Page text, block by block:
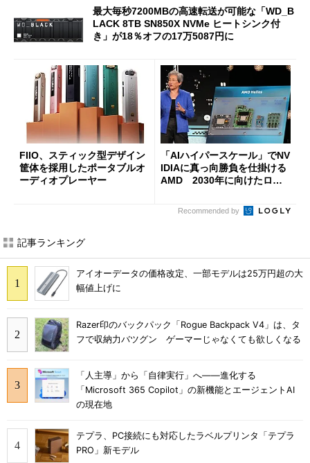
最大毎秒7200MBの高速転送が可能な「WD_B
LACK 8TB SN850X NVMe ヒートシンク付
き」が18％オフの17万5087円に
FIIO、スティック型デザイン
筐体を採用したポータブルオ
ーディオプレーヤー
「AIハイパースケール」でNV
IDIAに真っ向勝負を仕掛ける
AMD 2030年に向けたロー
Recommended by
記事ランキング
アイオーデータの価格改定、一部モデルは25万円超の大
幅値上げに
Razer印のバックパック「Rogue Backpack V4」は、タ
フで収納力バツグン ゲーマーじゃなくても欲しくなる
「人主導」から「自律実行」へ――進化する
「Microsoft 365 Copilot」の新機能とエージェントAI
の現在地
テプラ、PC接続にも対応したラベルプリンタ「テプラ
PRO」新モデル